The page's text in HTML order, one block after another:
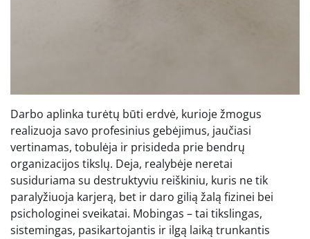
Darbo aplinka turėtų būti erdvė, kurioje žmogus
realizuoja savo profesinius gebėjimus, jaučiasi
vertinamas, tobulėja ir prisideda prie bendrų
organizacijos tikslų. Deja, realybėje neretai
susiduriama su destruktyviu reiškiniu, kuris ne tik
paralyžiuoja karjerą, bet ir daro gilią žalą fizinei bei
psichologinei sveikatai. Mobingas – tai tikslingas,
sistemingas, pasikartojantis ir ilgą laiką trunkantis